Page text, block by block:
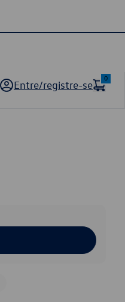
Entre/registre-se
0